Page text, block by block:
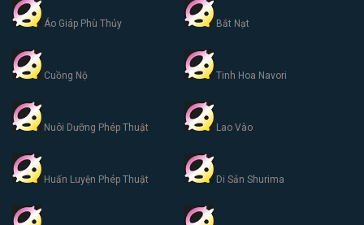
Áo Giáp Phù Thủy Bắt Nạt
Cuồng Nộ Tinh Hoa Navori
Nuôi Dưỡng Phép Thuật Lao Vào
Huấn Luyện Phép Thuật Di Sản Shurima